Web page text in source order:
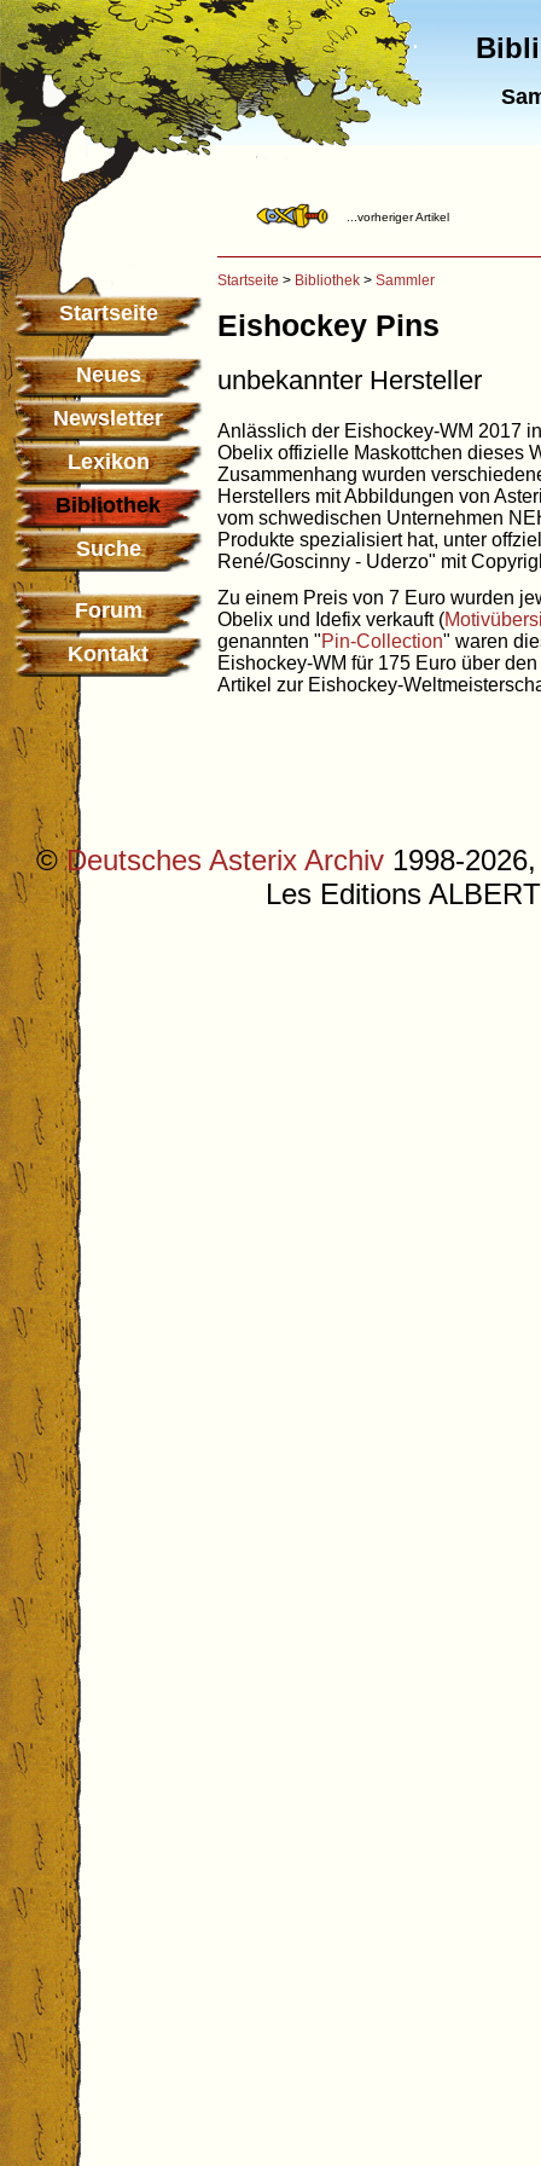
Startseite
Neues
Newsletter
Lexikon
Bibliothek
Suche
Forum
Kontakt
...vorheriger Artikel
Startseite > Bibliothek > Sammler
Eishockey Pins
unbekannter Hersteller
Anlässlich der Eishockey-WM 2017
Obelix offizielle Maskottchen dieses
Zusammenhang wurden
Herstellers mit Abbildungen von
vom schwedischen Unternehmen
Produkte spezialisiert hat, unter
René/Goscinny - Uderzo" mit
Zu einem Preis von 7 Euro wurden
Obelix und Idefix verkauft (
genannten "Pin-Collection" waren
Eishockey-WM für 175 Euro über
Artikel zur Eishockey-
©Deutsches Asterix Archiv 1998-
Les Editions